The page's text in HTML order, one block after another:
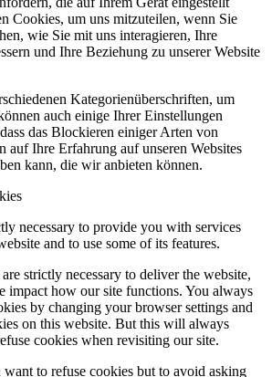
Cookies, um uns mitzuteilen, wenn Sie
wie Sie mit uns interagieren, Ihre
und Ihre Beziehung zu unserer Website
Kategorienüberschriften, um
auch einige Ihrer Einstellungen
das Blockieren einiger Arten von
auf Ihre Erfahrung auf unseren Websites
kann, die wir anbieten können.
necessary to provide you with services
and to use some of its features.
strictly necessary to deliver the website,
impact how our site functions. You always
by changing your browser settings and
on this website. But this will always
cookies when revisiting our site.
to refuse cookies but to avoid asking